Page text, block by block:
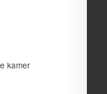
kamer